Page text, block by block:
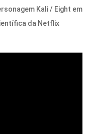
Kali / Eight em
da Netflix